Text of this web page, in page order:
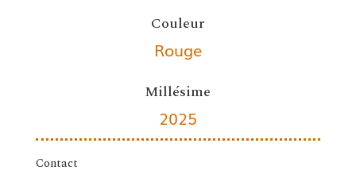
Couleur
Rouge
Millésime
2025
Contact